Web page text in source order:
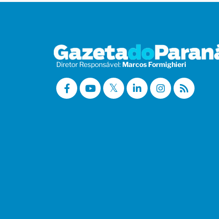
Diretor Responsável: Marcos Formighieri